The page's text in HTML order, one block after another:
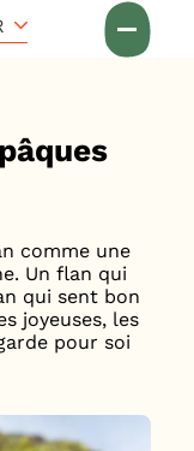
comme une
Un flan qui
qui sent bon
joyeuses, les
pour soi